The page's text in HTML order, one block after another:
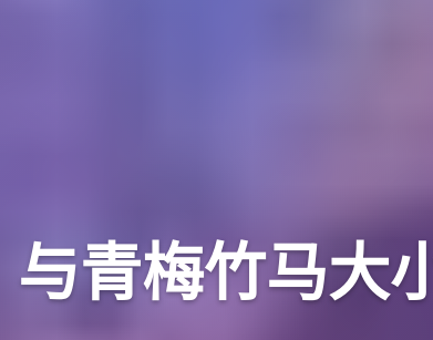
与青梅竹马大